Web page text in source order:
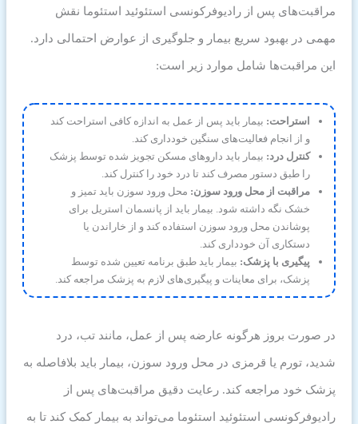
مراقبت‌های پس از رادیوفرکونسی استئوئید استئوما نقش
مهمی در بهبود سریع بیمار و جلوگیری از عوارض احتمالی دارد.
این مراقبت‌ها شامل موارد زیر است:
استراحت: بیمار باید پس از عمل به اندازه کافی استراحت کند
و از انجام فعالیت‌های سنگین خودداری کند.
کنترل درد: بیمار باید داروهای مسکن تجویز شده توسط پزشک
را طبق دستور مصرف کند تا درد خود را کنترل کند.
مراقبت از محل ورود سوزن: محل ورود سوزن باید تمیز و
خشک نگه داشته شود. بیمار باید از پانسمان استریل برای
پوشاندن محل ورود سوزن استفاده کند و از خاراندن یا
دستکاری آن خودداری کند.
پیگیری با پزشک: بیمار باید طبق برنامه تعیین شده توسط
پزشک، برای معاینات و پیگیری‌های لازم به پزشک مراجعه کند.
در صورت بروز هرگونه عارضه پس از عمل، مانند تب، درد
شدید، تورم یا قرمزی در محل ورود سوزن، بیمار باید بلافاصله به
پزشک خود مراجعه کند. رعایت دقیق مراقبت‌های پس از
رادیوفرکونسی استئوئید استئوما می‌تواند به بیمار کمک کند تا به